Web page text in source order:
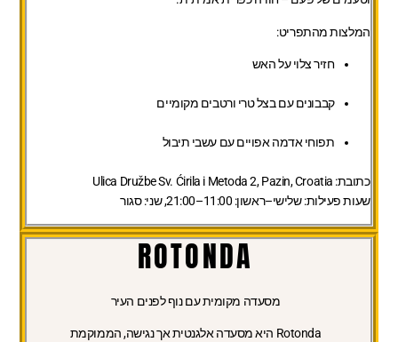
המלצות מהתפריט:
חזיר צלוי על האש
קבבונים עם בצל טרי ורטבים מקומיים
תפוחי אדמה אפויים עם עשבי תיבול
כתובת:
שעות פעילות:שלישי–ראשון: 11:00–21:00, שני: סגור
ROTONDA
מסעדה מקומית עם נוף לפנים העיר
Rotonda היא מסעדה אלגנטית אך נגישה, הממוקמת